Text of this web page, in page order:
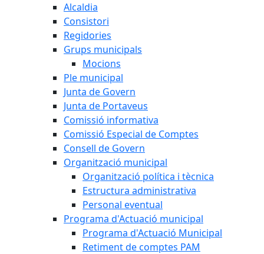
Alcaldia
Consistori
Regidories
Grups municipals
Mocions
Ple municipal
Junta de Govern
Junta de Portaveus
Comissió informativa
Comissió Especial de Comptes
Consell de Govern
Organització municipal
Organització política i tècnica
Estructura administrativa
Personal eventual
Programa d'Actuació municipal
Programa d'Actuació Municipal
Retiment de comptes PAM